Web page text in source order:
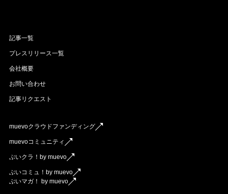
記事一覧
プレスリリース一覧
会社概要
お問い合わせ
記事リクエスト
muevoクラウドファンディング
muevoコミュニティ
ぶいクラ！by muevo
ぶいコミュ！by muevo
ぶいマガ！ by muevo